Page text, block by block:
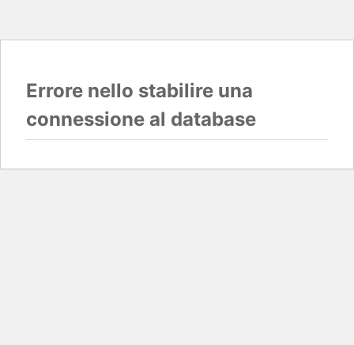
Errore nello stabilire una
connessione al database